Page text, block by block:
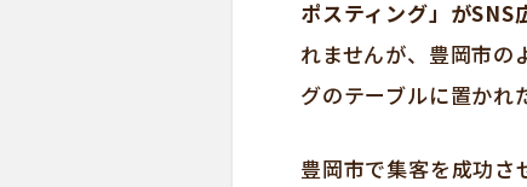
ポスティング」がSNS
れませんが、豊岡市の
グのテーブルに置かれ
豊岡市で集客を成功さ